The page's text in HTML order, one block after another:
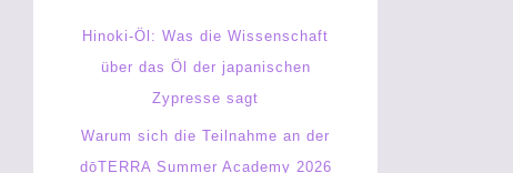
Hinoki-Öl: Was die Wissenschaft
über das Öl der japanischen
Zypresse sagt
Warum sich die Teilnahme an der
dōTERRA Summer Academy 2026